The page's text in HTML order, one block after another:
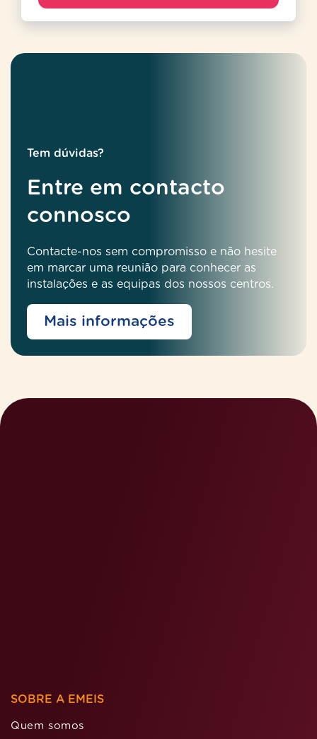
Tem dúvidas?
Entre em contacto
connosco
Contacte-nos sem compromisso e não hesite
em marcar uma reunião para conhecer as
instalações e as equipas dos nossos centros.
Mais informações
SOBRE A EMEIS
Quem somos